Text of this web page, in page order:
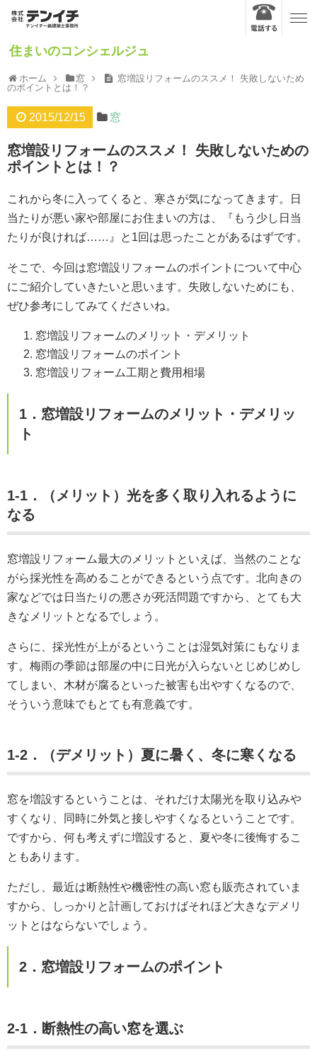
住まいのコンシェルジュ
ホーム 窓
窓増設リフォームのススメ！ 失敗しないため
のポイントとは！？
2015/12/15 窓
窓増設リフォームのススメ！ 失敗しないための
ポイントとは！？
これから冬に入ってくると、寒さが気になってきます。日
当たりが悪い家や部屋にお住まいの方は、『もう少し日当
たりが良ければ……』と1回は思ったことがあるはずです。
そこで、今回は窓増設リフォームのポイントについて中心
にご紹介していきたいと思います。失敗しないためにも、
ぜひ参考にしてみてくださいね。
窓増設リフォームのメリット・デメリット
窓増設リフォームのポイント
窓増設リフォーム工期と費用相場
1．窓増設リフォームのメリット・デメリッ
ト
1-1．（メリット）光を多く取り入れるように
なる
窓増設リフォーム最大のメリットといえば、当然のことな
がら採光性を高めることができるという点です。北向きの
家などでは日当たりの悪さが死活問題ですから、とても大
きなメリットとなるでしょう。
さらに、採光性が上がるということは湿気対策にもなりま
す。梅雨の季節は部屋の中に日光が入らないとじめじめし
てしまい、木材が腐るといった被害も出やすくなるので、
そういう意味でもとても有意義です。
1-2．（デメリット）夏に暑く、冬に寒くなる
窓を増設するということは、それだけ太陽光を取り込みや
すくなり、同時に外気と接しやすくなるということです。
ですから、何も考えずに増設すると、夏や冬に後悔するこ
ともあります。
ただし、最近は断熱性や機密性の高い窓も販売されていま
すから、しっかりと計画しておけばそれほど大きなデメリ
ットとはならないでしょう。
2．窓増設リフォームのポイント
2-1．断熱性の高い窓を選ぶ